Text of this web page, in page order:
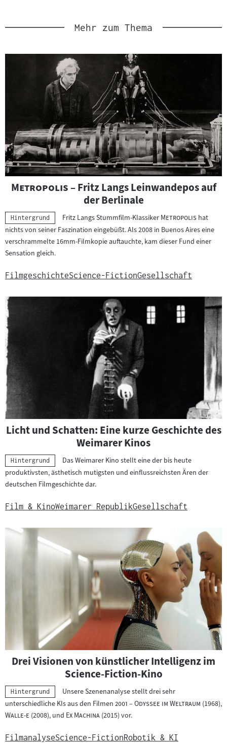
Mehr zum Thema
"
Metropolis"– Fritz Langs Leinwandepos auf
der Berlinale
Kategorie:
Hintergrund Fritz Langs Stummfilm-Klassiker "Metropolis "hat
nichts von seiner Faszination eingebüßt. Als 2008 in Buenos Aires eine
verschrammelte 16mm-Filmkopie auftauchte, kam dieser Fund einer
Sensation gleich.
FilmgeschichteScience-FictionGesellschaft
Licht und Schatten: Eine kurze Geschichte des
Weimarer Kinos
Kategorie:
Hintergrund
Das Weimarer Kino stellt eine der bis heute
produktivsten, ästhetisch mutigsten und einflussreichsten Ären der
deutschen Filmgeschichte dar.
Film & KinoWeimarer RepublikGesellschaft
Drei Visionen von künstlicher Intelligenz im
Science-Fiction-Kino
Kategorie:
Hintergrund
Unsere Szenenanalyse stellt drei sehr
unterschiedliche KIs aus den Filmen "
2001 – Odyssee im Weltraum "(1968),
"
Walle-e "(2008), und "Ex Machina "(2015) vor.
FilmanalyseScience-FictionRobotik & KI